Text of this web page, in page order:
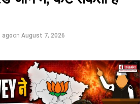
करते हुए संबंधित निर्माण पर बुलडोजर
क्षेत्र में शांति बनाए रखने के लिए पुलिस
पर ध्यान न देने की अपील की गई है।
MURDER
MURDER NEWS
DEHRADUN NEWS
VIKASNAGAR NEWS TODAY
agoon August 7, 2026